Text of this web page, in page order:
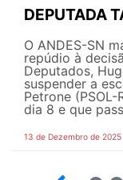
DEPUTADA
O ANDES-SN
repúdio à
Deputados,
suspender a
Petrone
dia 8 e que
13 de Dezembro de 2025